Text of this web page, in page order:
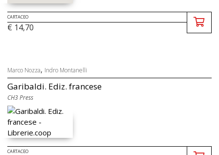
CARTACEO
€ 14,70
Marco Nozza, Indro Montanelli
Garibaldi. Ediz. francese
CH3 Press
CARTACEO